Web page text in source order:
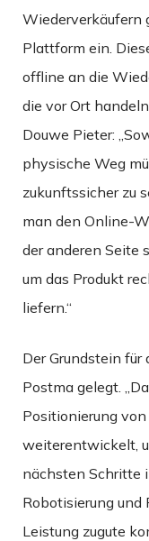
Wiederverkäufern
Plattform ein.
offline an die
die vor Ort
Douwe Pieter:
physische Weg
zukunftssicher zu
man den Online-
der anderen Seite
um das Produkt
liefern.“
Der Grundstein
Postma gelegt.
Positionierung
weiterentwickelt,
nächsten Schritte
Robotisierung und
Leistung zugute